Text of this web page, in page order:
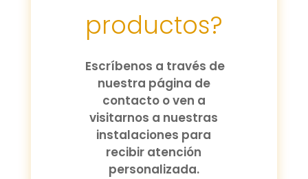
productos?
Escríbenos a través de
nuestra página de
contacto o ven a
visitarnos a nuestras
instalaciones para
recibir atención
personalizada.